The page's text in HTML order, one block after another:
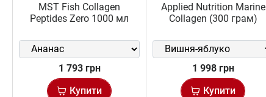
MST Fish Collagen
Peptides Zero 1000 мл
1 793 грн
Купити
Applied Nutrition Marine
Collagen (300 грам)
1 998 грн
Купити